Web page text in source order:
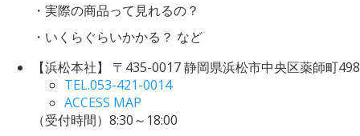
・実際の商品って見れるの？
・いくらぐらいかかる？ など
【浜松本社】
〒435-0017 静岡県浜松市中央区薬師町498
TEL.053-421-0014
ACCESS MAP
（受付時間）8:30～18:00